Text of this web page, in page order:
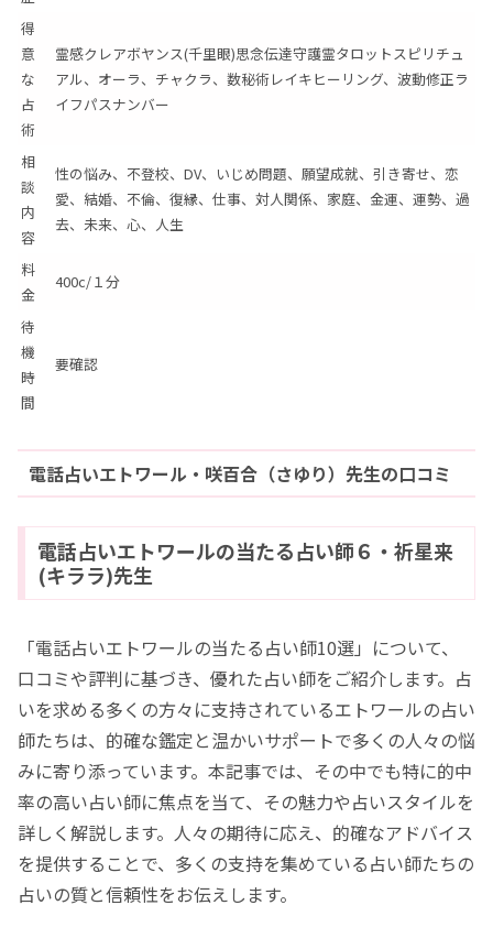
得
意
な
占
術
霊感クレアボヤンス(千里眼)思念伝達守護霊タロットスピリチュ
アル、オーラ、チャクラ、数秘術レイキヒーリング、波動修正ラ
イフパスナンバー
相
談
内
容
性の悩み、不登校、DV、いじめ問題、願望成就、引き寄せ、恋
愛、結婚、不倫、復縁、仕事、対人関係、家庭、金運、運勢、過
去、未来、心、人生
料
金
400c/１分
待
機
時
間
要確認
電話占いエトワール・咲百合（さゆり）先生の口コミ
電話占いエトワールの当たる占い師６・祈星来
(キララ)先生
「電話占いエトワールの当たる占い師10選」について、
口コミや評判に基づき、優れた占い師をご紹介します。占
いを求める多くの方々に支持されているエトワールの占い
師たちは、的確な鑑定と温かいサポートで多くの人々の悩
みに寄り添っています。本記事では、その中でも特に的中
率の高い占い師に焦点を当て、その魅力や占いスタイルを
詳しく解説します。人々の期待に応え、的確なアドバイス
を提供することで、多くの支持を集めている占い師たちの
占いの質と信頼性をお伝えします。